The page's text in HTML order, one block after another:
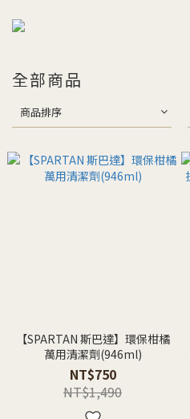
全部商品
商品排序
【SPARTAN 斯巴達】環保柑橘
萬用清潔劑(946ml)
NT$750
NT$1,490